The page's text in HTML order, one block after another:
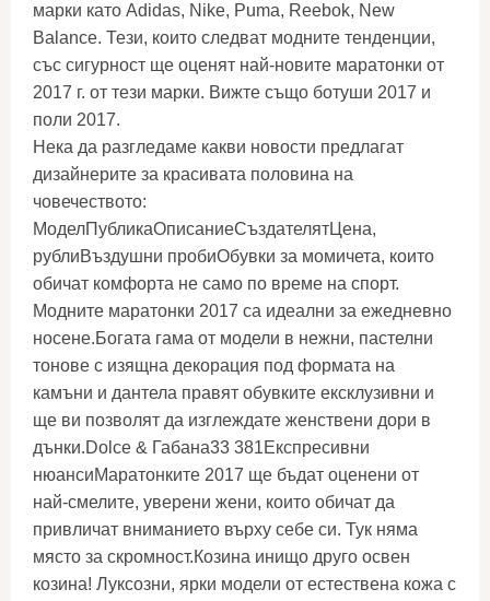
марки като Adidas, Nike, Puma, Reebok, New
Balance. Тези, които следват модните тенденции,
със сигурност ще оценят най-новите маратонки от
2017 г. от тези марки. Вижте също ботуши 2017 и
поли 2017.
Нека да разгледаме какви новости предлагат
дизайнерите за красивата половина на
човечеството:
МоделПубликаОписаниеСъздателятЦена,
рублиВъздушни пробиОбувки за момичета, които
обичат комфорта не само по време на спорт.
Модните маратонки 2017 са идеални за ежедневно
носене.Богата гама от модели в нежни, пастелни
тонове с изящна декорация под формата на
камъни и дантела правят обувките ексклузивни и
ще ви позволят да изглеждате женствени дори в
дънки.Dolce & Габана33 381Експресивни
нюансиМаратонките 2017 ще бъдат оценени от
най-смелите, уверени жени, които обичат да
привличат вниманието върху себе си. Тук няма
място за скромност.Козина инищо друго освен
козина! Луксозни, ярки модели от естествена кожа с